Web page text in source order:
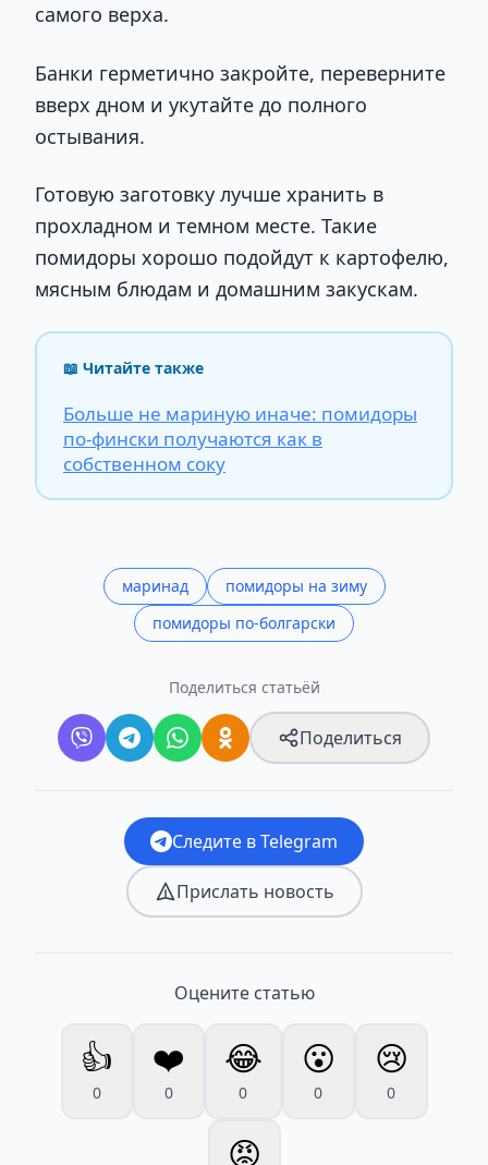
самого верха.
Банки герметично закройте, переверните
вверх дном и укутайте до полного
остывания.
Готовую заготовку лучше хранить в
прохладном и темном месте. Такие
помидоры хорошо подойдут к картофелю,
мясным блюдам и домашним закускам.
📖 Читайте также
Больше не мариную иначе: помидоры
по-фински получаются как в
собственном соку
маринад
помидоры на зиму
помидоры по-болгарски
Поделиться статьёй
Поделиться
Следите в Telegram
Прислать новость
Оцените статью
👍
0
❤️
0
😂
0
😮
0
😢
0
😡